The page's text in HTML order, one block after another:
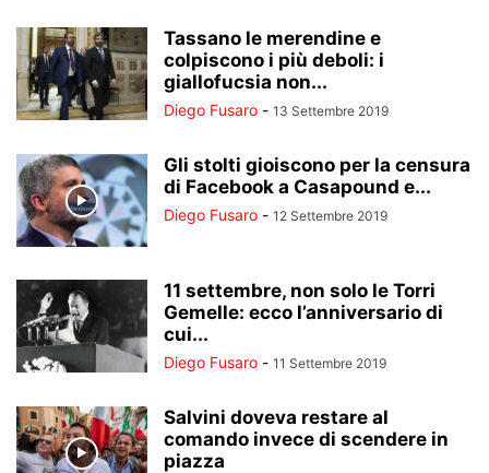
Tassano le merendine e
colpiscono i più deboli: i
giallofucsia non...
Diego Fusaro - 13 Settembre 2019
Gli stolti gioiscono per la censura
di Facebook a Casapound e...
Diego Fusaro - 12 Settembre 2019
11 settembre, non solo le Torri
Gemelle: ecco l’anniversario di
cui...
Diego Fusaro - 11 Settembre 2019
Salvini doveva restare al
comando invece di scendere in
piazza